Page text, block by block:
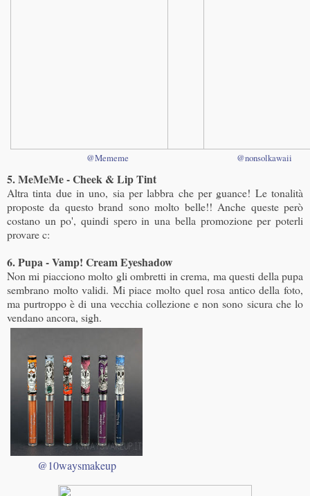
@Mememe @nonsolkawaii
5. MeMeMe - Cheek & Lip Tint
Altra tinta due in uno, sia per labbra che per guance! Le tonalità
proposte da questo brand sono molto belle!! Anche queste però
costano un po', quindi spero in una bella promozione per poterli
provare c:
6. Pupa - Vamp! Cream Eyeshadow
Non mi piacciono molto gli ombretti in crema, ma questi della pupa
sembrano molto validi. Mi piace molto quel rosa antico della foto,
ma purtroppo è di una vecchia collezione e non sono sicura che lo
vendano ancora, sigh.
@10waysmakeup